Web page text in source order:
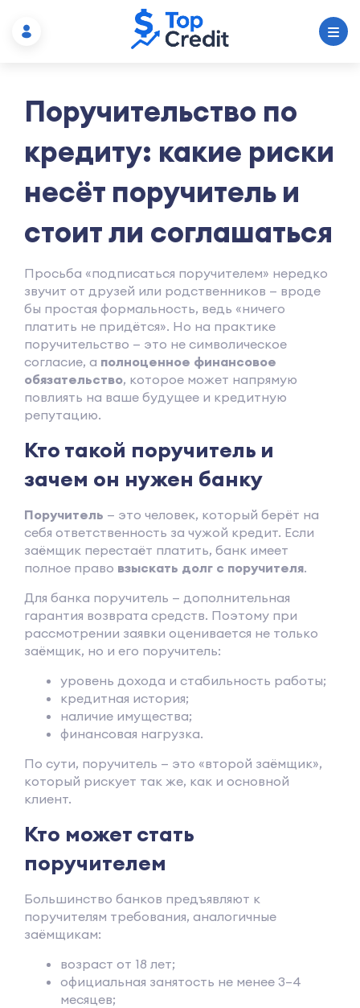
Поручительство по
кредиту: какие риски
несёт поручитель и
стоит ли соглашаться
Просьба «подписаться поручителем» нередко
звучит от друзей или родственников — вроде
бы простая формальность, ведь «ничего
платить не придётся». Но на практике
поручительство — это не символическое
согласие, а полноценное финансовое
обязательство, которое может напрямую
повлиять на ваше будущее и кредитную
репутацию.
Кто такой поручитель и
зачем он нужен банку
Поручитель — это человек, который берёт на
себя ответственность за чужой кредит. Если
заёмщик перестаёт платить, банк имеет
полное право взыскать долг с поручителя.
Для банка поручитель — дополнительная
гарантия возврата средств. Поэтому при
рассмотрении заявки оценивается не только
заёмщик, но и его поручитель:
уровень дохода и стабильность работы;
кредитная история;
наличие имущества;
финансовая нагрузка.
По сути, поручитель — это «второй заёмщик»,
который рискует так же, как и основной
клиент.
Кто может стать
поручителем
Большинство банков предъявляют к
поручителям требования, аналогичные
заёмщикам:
возраст от 18 лет;
официальная занятость не менее 3–4
месяцев;